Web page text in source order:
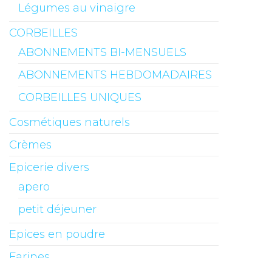
Légumes au vinaigre
CORBEILLES
ABONNEMENTS BI-MENSUELS
ABONNEMENTS HEBDOMADAIRES
CORBEILLES UNIQUES
Cosmétiques naturels
Crèmes
Epicerie divers
apero
petit déjeuner
Epices en poudre